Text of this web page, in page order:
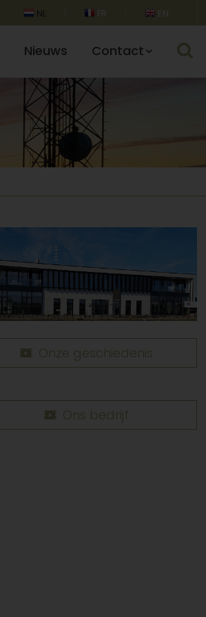
NL FR EN
Nieuws Contact
Onze geschiedenis
Ons bedrijf